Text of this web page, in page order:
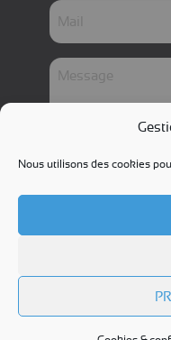
Nous utilisons des cookies
e
s
ai
V
o
e
a
(
M
a
© 2026 Digital Logistic